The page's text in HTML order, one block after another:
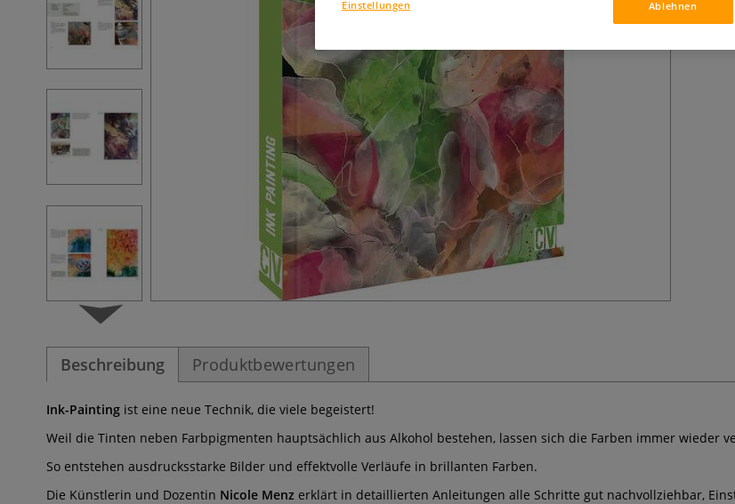
Beschreibung Produktbewertungen
Ink-Painting ist eine neue Technik, die viele begeistert!
Weil die Tinten neben Farbpigmenten hauptsächlich aus Alkohol bestehen, lassen sich die Farben immer wieder
So entstehen ausdrucksstarke Bilder und effektvolle Verläufe in brillanten Farben.
Die Künstlerin und Dozentin Nicole Menz erklärt in detaillierten Anleitungen alle Schritte gut nachvollziehbar,
Ablehnen
Einstellungen